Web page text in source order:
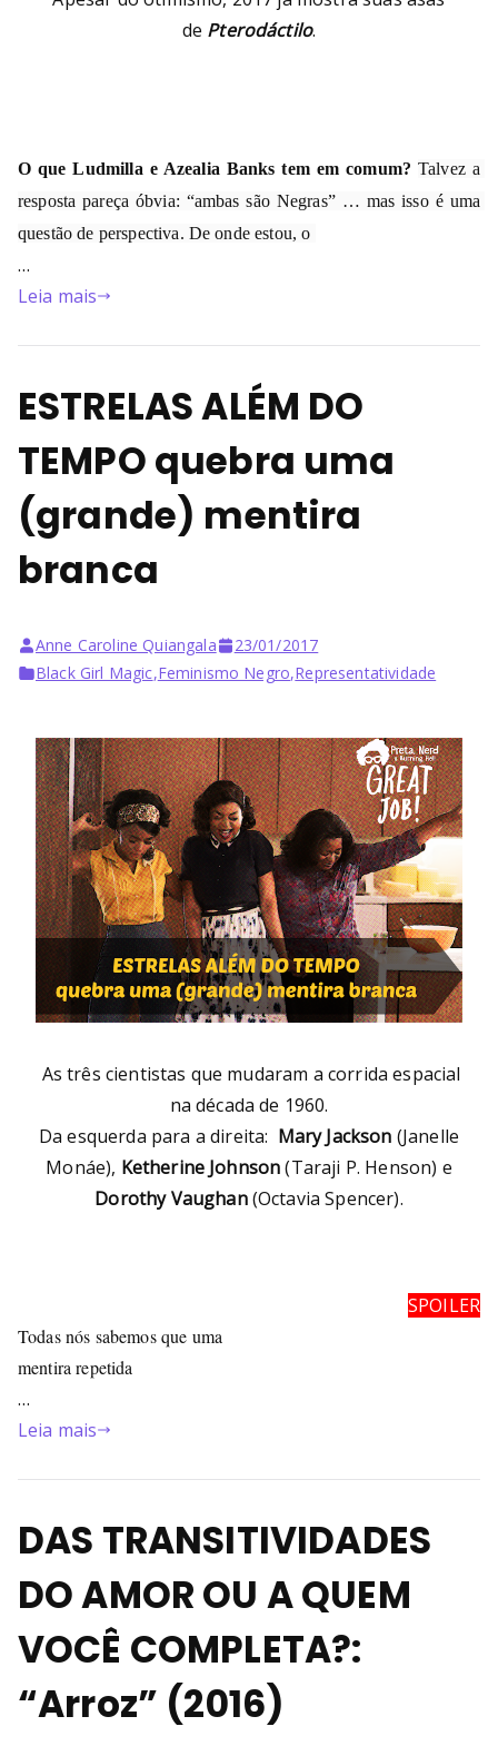
de Pterodáctilo.
O que Ludmilla e Azealia Banks tem em comum? Talvez a
resposta pareça óbvia: “ambas são Negras” … mas isso é uma
questão de perspectiva. De onde estou, o
…
Leia mais
ESTRELAS ALÉM DO
TEMPO quebra uma
(grande) mentira
branca
Anne Caroline Quiangala
23/01/2017
Black Girl Magic,Feminismo Negro,Representatividade
As três cientistas que mudaram a corrida espacial
na década de 1960.
Da esquerda para a direita: Mary Jackson (Janelle
Monáe), Ketherine Johnson(Taraji P. Henson) e
Dorothy Vaughan(Octavia Spencer).
SPOILER
Todas nós sabemos que uma
mentira repetida
…
Leia mais
DAS TRANSITIVIDADES
DO AMOR OU A QUEM
VOCÊ COMPLETA?:
“Arroz” (2016)